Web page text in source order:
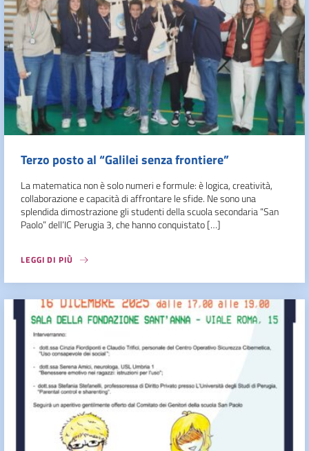
Terzo posto al “Galilei senza frontiere”
La matematica non è solo numeri e formule: è logica, creatività,
collaborazione e capacità di affrontare le sfide. Ne sono una
splendida dimostrazione gli studenti della scuola secondaria “San
Paolo” dell’IC Perugia 3, che hanno conquistato […]
LEGGI DI PIÙ